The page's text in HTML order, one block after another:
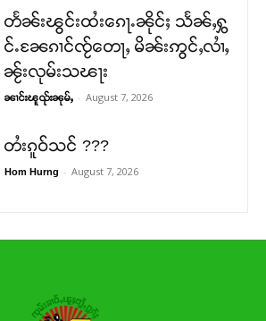
တႅၼ်းၽွင်းထႆးၵေႃႉၼိုင်ႈ သႅၼ်ႇႁွ
င်ႉၼႄၵၢင်ၸႂ်တေႃႇ မိၼ်းဢွင်ႇလၢႆႇ
ၼႂ်းလုမ်းသၽႃး
ၼၢင်းၽူၺ်းၼုမ်ႇ - August 7, 2026
တႆးၵူဝ်သင် ???
Hom Hurng - August 7, 2026